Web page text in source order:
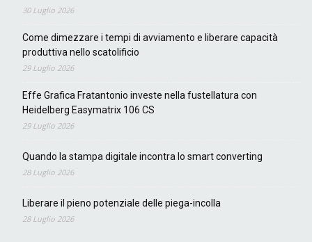
30 Luglio 2026
Come dimezzare i tempi di avviamento e liberare capacità
produttiva nello scatolificio
29 Luglio 2026
Effe Grafica Fratantonio investe nella fustellatura con
Heidelberg Easymatrix 106 CS
29 Luglio 2026
Quando la stampa digitale incontra lo smart converting
28 Luglio 2026
Liberare il pieno potenziale delle piega-incolla
28 Luglio 2026